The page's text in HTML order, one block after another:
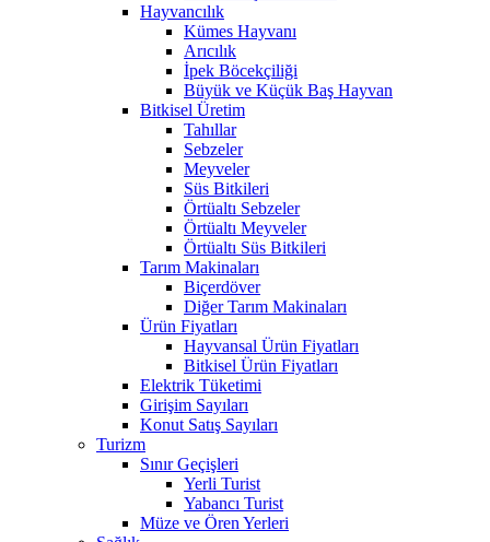
Hayvancılık
Kümes Hayvanı
Arıcılık
İpek Böcekçiliği
Büyük ve Küçük Baş Hayvan
Bitkisel Üretim
Tahıllar
Sebzeler
Meyveler
Süs Bitkileri
Örtüaltı Sebzeler
Örtüaltı Meyveler
Örtüaltı Süs Bitkileri
Tarım Makinaları
Biçerdöver
Diğer Tarım Makinaları
Ürün Fiyatları
Hayvansal Ürün Fiyatları
Bitkisel Ürün Fiyatları
Elektrik Tüketimi
Girişim Sayıları
Konut Satış Sayıları
Turizm
Sınır Geçişleri
Yerli Turist
Yabancı Turist
Müze ve Ören Yerleri